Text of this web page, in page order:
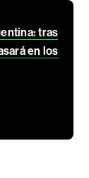
tras
en los